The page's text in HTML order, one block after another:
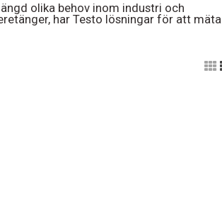
olika behov inom industri och
har Testo lösningar för att mäta